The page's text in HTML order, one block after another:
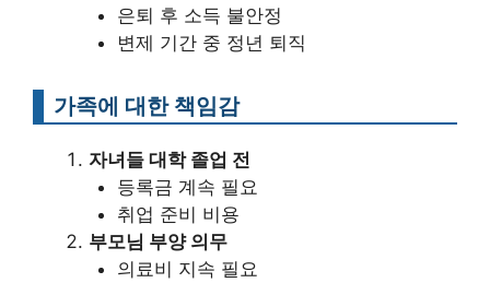
은퇴 후 소득 불안정
변제 기간 중 정년 퇴직
가족에 대한 책임감
자녀들 대학 졸업 전
등록금 계속 필요
취업 준비 비용
부모님 부양 의무
의료비 지속 필요